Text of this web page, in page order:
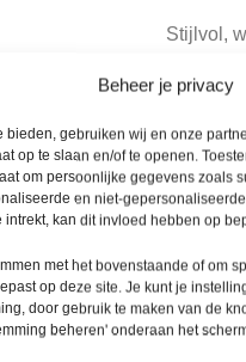
Beheer je privacy
bieden, gebruiken wij en onze
op te slaan en/of te openen.
om persoonlijke gegevens zoals
en niet-
intrekt, kan dit invloed hebben op
met het bovenstaande of om
op deze site. Je kunt je
door gebruik te maken van de
beheren' onderaan het
Stijlvol,
wie een
Met
en
De
Dankzij